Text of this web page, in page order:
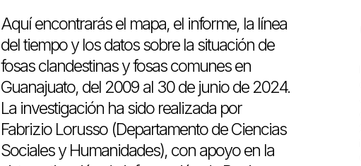
Aquí encontrarás el mapa, el informe, la línea
del tiempo y los datos sobre la situación de
fosas clandestinas y fosas comunes en
Guanajuato, del 2009 al 30 de junio de 2024.
La investigación ha sido realizada por
Fabrizio Lorusso (Departamento de Ciencias
Sociales y Humanidades), con apoyo en la